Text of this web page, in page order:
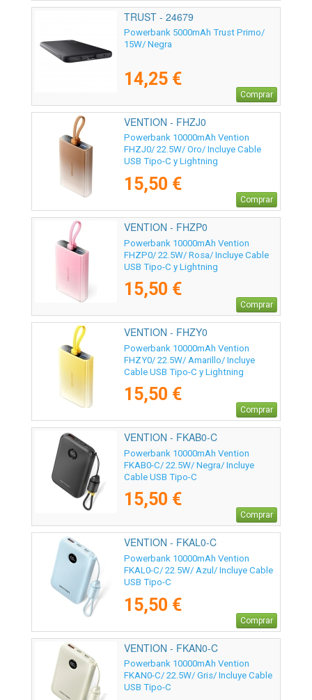
TRUST - 24679
Powerbank 5000mAh Trust Primo/
15W/ Negra
14,25 €
Comprar
VENTION - FHZJ0
Powerbank 10000mAh Vention
FHZJ0/ 22.5W/ Oro/ Incluye Cable
USB Tipo-C y Lightning
15,50 €
Comprar
VENTION - FHZP0
Powerbank 10000mAh Vention
FHZP0/ 22.5W/ Rosa/ Incluye Cable
USB Tipo-C y Lightning
15,50 €
Comprar
VENTION - FHZY0
Powerbank 10000mAh Vention
FHZY0/ 22.5W/ Amarillo/ Incluye
Cable USB Tipo-C y Lightning
15,50 €
Comprar
VENTION - FKAB0-C
Powerbank 10000mAh Vention
FKAB0-C/ 22.5W/ Negra/ Incluye
Cable USB Tipo-C
15,50 €
Comprar
VENTION - FKAL0-C
Powerbank 10000mAh Vention
FKAL0-C/ 22.5W/ Azul/ Incluye Cable
USB Tipo-C
15,50 €
Comprar
VENTION - FKAN0-C
Powerbank 10000mAh Vention
FKAN0-C/ 22.5W/ Gris/ Incluye Cable
USB Tipo-C